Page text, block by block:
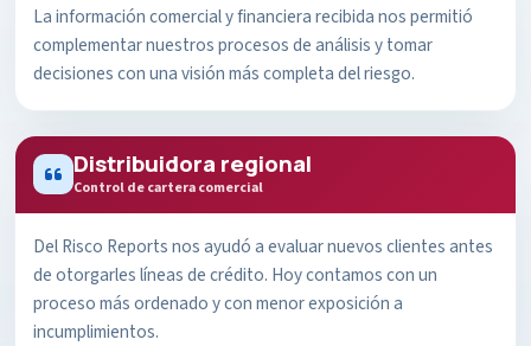
La información comercial y financiera recibida nos permitió
complementar nuestros procesos de análisis y tomar
decisiones con una visión más completa del riesgo.
Distribuidora regional
Control de cartera comercial
Del Risco Reports nos ayudó a evaluar nuevos clientes antes
de otorgarles líneas de crédito. Hoy contamos con un
proceso más ordenado y con menor exposición a
incumplimientos.